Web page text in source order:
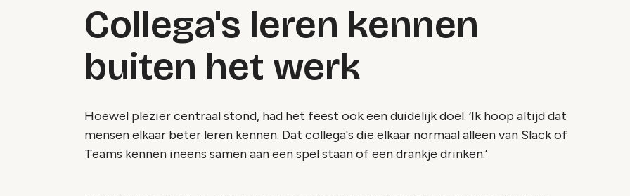
Collega's leren kennen
buiten het werk
Hoewel plezier centraal stond, had het feest ook een duidelijk doel. ‘Ik hoop altijd dat
mensen elkaar beter leren kennen. Dat collega's die elkaar normaal alleen van Slack of
Teams kennen ineens samen aan een spel staan of een drankje drinken.’